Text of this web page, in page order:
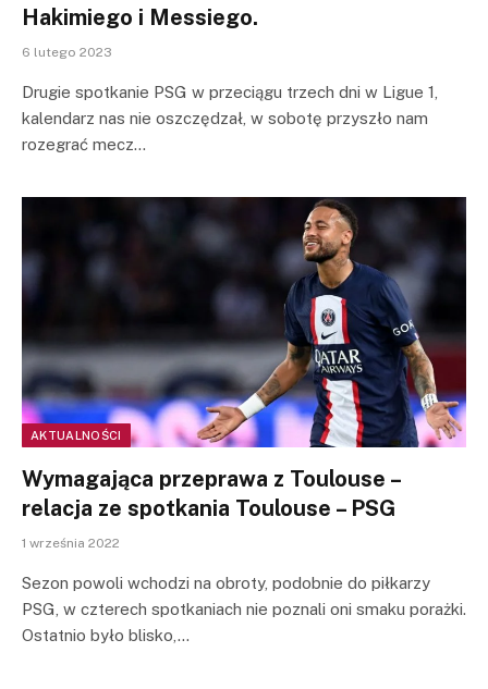
Hakimiego i Messiego.
6 lutego 2023
Drugie spotkanie PSG w przeciągu trzech dni w Ligue 1,
kalendarz nas nie oszczędzał, w sobotę przyszło nam
rozegrać mecz…
AKTUALNOŚCI
Wymagająca przeprawa z Toulouse –
relacja ze spotkania Toulouse – PSG
1 września 2022
Sezon powoli wchodzi na obroty, podobnie do piłkarzy
PSG, w czterech spotkaniach nie poznali oni smaku porażki.
Ostatnio było blisko,…